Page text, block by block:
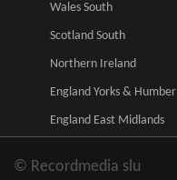
Wales South
Scotland South
Northern Ireland
England Yorks & Humber
England East Midlands
© Recordmedia slu